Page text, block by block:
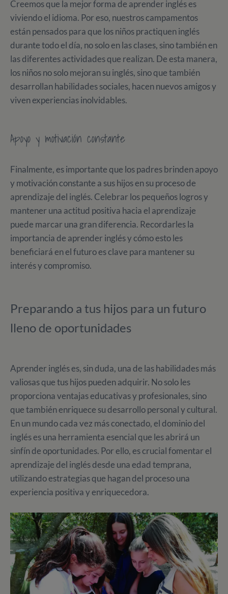
Creemos que la mejor forma de aprender inglés es
viviendo el idioma. Por eso, nuestros campamentos
están pensados para que los niños practiquen inglés
durante todo el día, no solo en las clases, sino también en
las diferentes actividades que realizan. De esta manera,
los niños no solo mejoran su inglés, sino que también
desarrollan habilidades sociales, hacen nuevos amigos y
viven experiencias inolvidables.
Apoyo y motivación constante
Finalmente, es importante que los padres brinden apoyo
y motivación constante a sus hijos en su proceso de
aprendizaje del inglés. Celebrar los pequeños logros y
mantener una actitud positiva hacia el aprendizaje
puede marcar una gran diferencia. Recordarles la
importancia de aprender inglés y cómo esto les
beneficiará en el futuro es clave para mantener su
interés y compromiso.
Preparando a tus hijos para un futuro
lleno de oportunidades
Aprender inglés es, sin duda, una de las habilidades más
valiosas que tus hijos pueden adquirir. No solo les
proporciona ventajas educativas y profesionales, sino
que también enriquece su desarrollo personal y cultural.
En un mundo cada vez más conectado, el dominio del
inglés es una herramienta esencial que les abrirá un
sinfín de oportunidades. Por ello, es crucial fomentar el
aprendizaje del inglés desde una edad temprana,
utilizando estrategias que hagan del proceso una
experiencia positiva y enriquecedora.